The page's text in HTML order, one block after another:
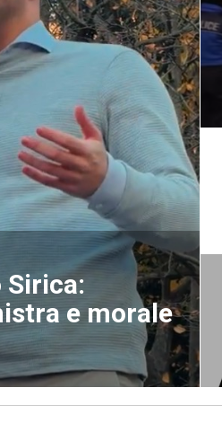
Sirica:
e morale